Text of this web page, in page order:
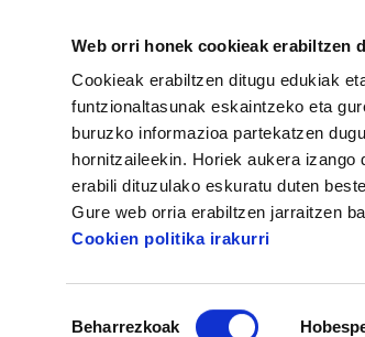
Web orri honek cookieak erabiltzen
Cookieak erabiltzen ditugu edukiak
funtzionaltasunak eskaintzeko eta
buruzko informazioa partekatzen
hornitzaileekin. Horiek aukera
erabili dituzulako eskuratu duten
Gure web orria erabiltzen jarraitzen
Cookien politika irakurri
Beharrezkoak
Dokumentazio zentrua Astekaria